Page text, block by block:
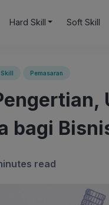
Hard Skill Soft Skill
Pemasaran
bagi
read